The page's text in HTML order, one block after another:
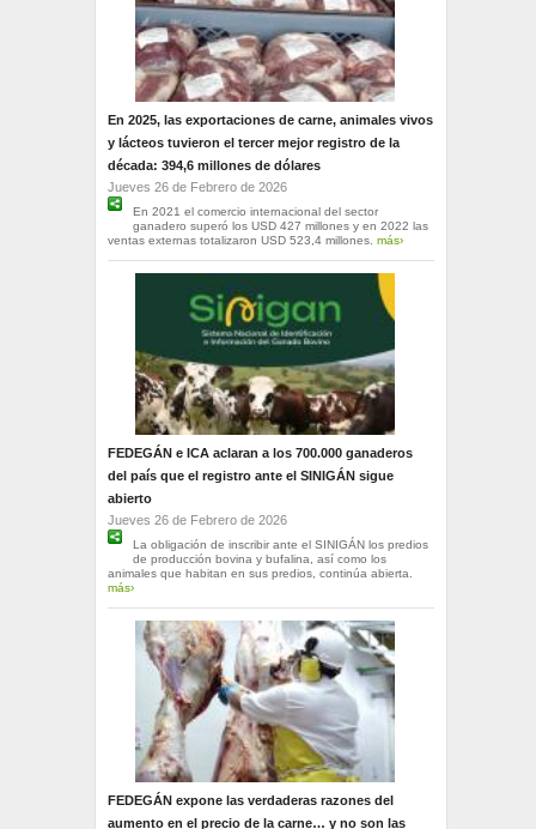
En 2025, las exportaciones de carne, animales vivos
y lácteos tuvieron el tercer mejor registro de la
década: 394,6 millones de dólares
Jueves 26 de Febrero de 2026
En 2021 el comercio internacional del sector
ganadero superó los USD 427 millones y en 2022 las
ventas externas totalizaron USD 523,4 millones. más›
FEDEGÁN e ICA aclaran a los 700.000 ganaderos
del país que el registro ante el SINIGÁN sigue
abierto
Jueves 26 de Febrero de 2026
La obligación de inscribir ante el SINIGÁN los predios
de producción bovina y bufalina, así como los
animales que habitan en sus predios, continúa abierta.
más›
FEDEGÁN expone las verdaderas razones del
aumento en el precio de la carne… y no son las